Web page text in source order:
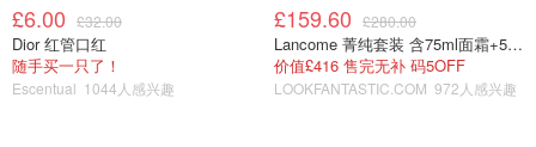
£6.00 £32.00
Dior 红管口红
随手买一只了！
Escentual 1044人感兴趣
£159.60 £280.00
Lancome 菁纯套装 含75ml面霜+5ml精华+5ml眼霜
价值£416 售完无补 码5OFF
LOOKFANTASTIC.COM 972人感兴趣